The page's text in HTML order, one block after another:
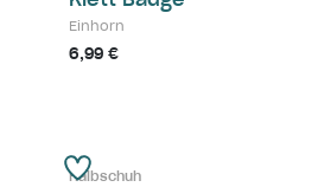
Einhorn
6,99 €
Halbschuh